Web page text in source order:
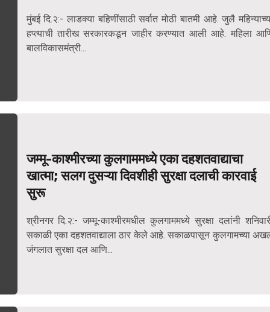
मुंबई दि.२:- लाडक्या बहि‍णींसाठी सर्वात मोठी बातमी आहे. जुलै
हप्त्याची तारीख सरकारकडून जाहीर करण्यात आली आहे. महिला
बालविकासमंत्री...
जम्मू-काश्मीरच्या कुलगाममध्ये एका दहशतवाद्याचा
खात्मा; सलग दुसऱ्या दिवशीही सुरक्षा दलाची कारवाई
सुरू
श्रीनगर दि.२:- जम्मू-काश्मीरमधील कुलगाममध्ये सुरक्षा दलांनी
सकाळी एका दहशतवाद्याला ठार केले आहे. सकाळपासून कुलगामच्या
जंगलात सुरक्षा दल आणि...